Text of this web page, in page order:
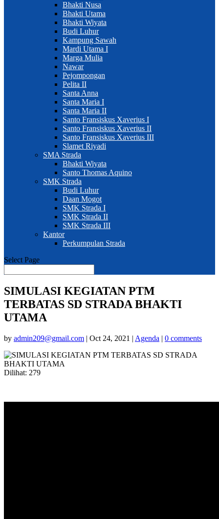
Bhakti Nusa
Bhakti Utama
Bhakti Wiyata
Budi Luhur
Kampung Sawah
Mardi Utama I
Marga Mulia
Nawar
Pejompongan
Pelita II
Santa Anna
Santa Maria I
Santa Maria II
Santo Fransiskus Xaverius I
Santo Fransiskus Xaverius II
Santo Fransiskus Xaverius III
Slamet Riyadi
SMA Strada
Bhakti Wiyata
Santo Thomas Aquino
SMK Strada
Budi Luhur
Daan Mogot
SMK Strada I
SMK Strada II
SMK Strada III
Kantor
Perkumpulan Strada
Select Page
SIMULASI KEGIATAN PTM
TERBATAS SD STRADA BHAKTI
UTAMA
by admin209@gmail.com | Oct 24, 2021 | Agenda | 0 comments
Dilihat: 279